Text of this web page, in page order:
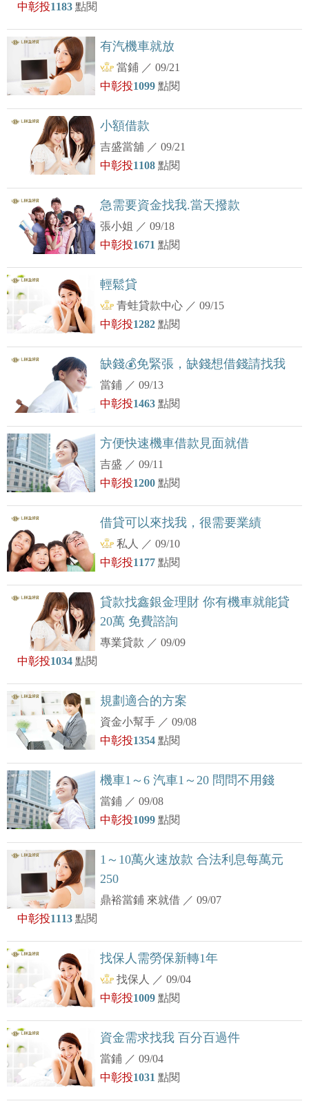
中彰投1183 點閱
有汽機車就放
當鋪 ／09/21
中彰投1099點閱
小額借款
吉盛當舖 ／09/21
中彰投1108點閱
急需要資金找我.當天撥款
張小姐 ／09/18
中彰投1671點閱
輕鬆貸
青蛙貸款中心 ／09/15
中彰投1282點閱
缺錢💰免緊張，缺錢想借錢請找我
當鋪 ／09/13
中彰投1463點閱
方便快速機車借款見面就借
吉盛 ／09/11
中彰投1200點閱
借貸可以來找我，很需要業績
私人 ／09/10
中彰投1177點閱
貸款找鑫銀金理財 你有機車就能貸
20萬 免費諮詢
專業貸款 ／09/09
中彰投1034 點閱
規劃適合的方案
資金小幫手 ／09/08
中彰投1354點閱
機車1～6 汽車1～20 問問不用錢
當鋪 ／09/08
中彰投1099點閱
1～10萬火速放款 合法利息每萬元
250
鼎裕當鋪 來就借 ／09/07
中彰投1113 點閱
找保人需勞保新轉1年
找保人 ／09/04
中彰投1009點閱
資金需求找我 百分百過件
當鋪 ／09/04
中彰投1031點閱